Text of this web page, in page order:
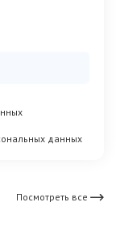
данных
Посмотреть все